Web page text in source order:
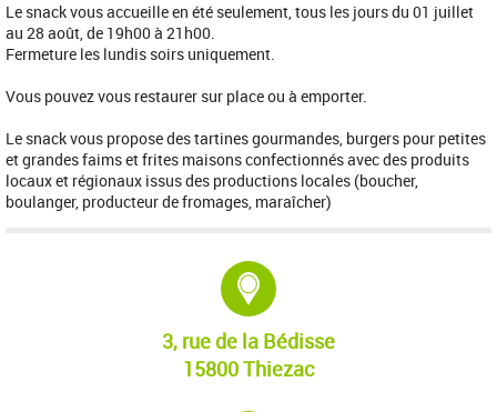
Le snack vous accueille en été seulement, tous les jours du 01 juillet
au 28 août, de 19h00 à 21h00.
Fermeture les lundis soirs uniquement.
Vous pouvez vous restaurer sur place ou à emporter.
Le snack vous propose des tartines gourmandes, burgers pour petites
et grandes faims et frites maisons confectionnés avec des produits
locaux et régionaux issus des productions locales (boucher,
boulanger, producteur de fromages, maraîcher)
3, rue de la Bédisse
15800 Thiezac